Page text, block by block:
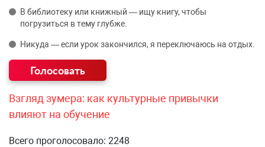
В библиотеку или книжный — ищу книгу, чтобы
погрузиться в тему глубже.
Никуда — если урок закончился, я переключаюсь на отдых.
Взгляд зумера: как культурные привычки
влияют на обучение
Всего проголосовало: 2248